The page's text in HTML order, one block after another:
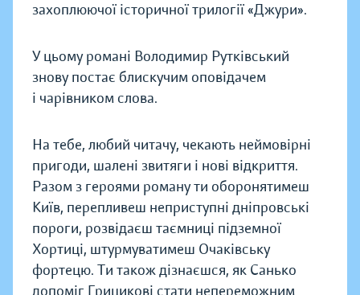
захоплюючої історичної трилогії «Джури».
У цьому романі Володимир Рутківський
знову постає блискучим оповідачем
і чарівником слова.
На тебе, любий читачу, чекають неймовірні
пригоди, шалені звитяги і нові відкриття.
Разом з героями роману ти оборонятимеш
Київ, перепливеш неприступні дніпровські
пороги, розвідаєш таємниці підземної
Хортиці, штурмуватимеш Очаківську
фортецю. Ти також дізнаєшся, як Санько
допоміг Грицикові стати непереможним